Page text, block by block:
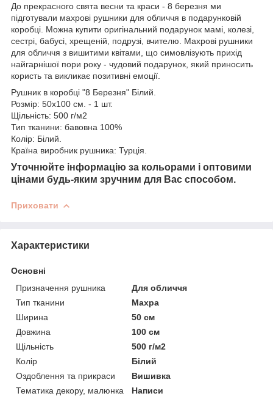
До прекрасного свята весни та краси - 8 березня ми
підготували махрові рушники для обличчя в подарунковій
коробці. Можна купити оригінальний подарунок мамі, колезі,
сестрі, бабусі, хрещеній, подрузі, вчителю. Махрові рушники
для обличчя з вишитими квітами, що симовлізують прихід
найгарнішої пори року - чудовий подарунок, який приносить
користь та викликає позитивні емоції.
Рушник в коробці "8 Березня" Білий.
Розмір: 50х100 см. - 1 шт.
Щільність: 500 г/м2
Тип тканини: бавовна 100%
Колір: Білий.
Країна виробник рушника: Турція.
Уточнюйте інформацію за кольорами і оптовими
цінами будь-яким зручним для Вас способом.
Приховати
Характеристики
Основні
Призначення рушника
Для обличчя
Тип тканини
Махра
Ширина
50 см
Довжина
100 см
Щільність
500 г/м2
Колір
Білий
Оздоблення та прикраси
Вишивка
Тематика декору, малюнка
Написи